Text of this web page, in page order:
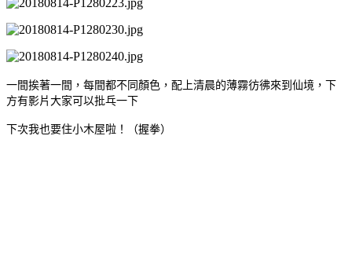
一間挨著一間，每間都不同顏色，配上清晨的薄霧彷彿來到仙境，下
方有影片大家可以批乓一下
下次我也要住小木屋啦！（握拳）